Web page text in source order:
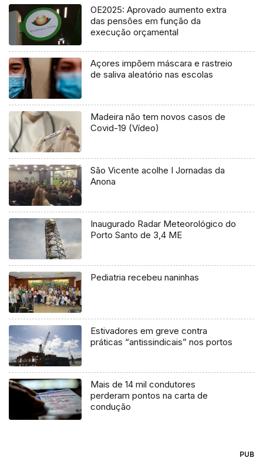
OE2025: Aprovado aumento extra
das pensões em função da
execução orçamental
Açores impõem máscara e rastreio
de saliva aleatório nas escolas
Madeira não tem novos casos de
Covid-19 (Vídeo)
São Vicente acolhe I Jornadas da
Anona
Inaugurado Radar Meteorológico do
Porto Santo de 3,4 ME
Pediatria recebeu naninhas
Estivadores em greve contra
práticas “antissindicais” nos portos
Mais de 14 mil condutores
perderam pontos na carta de
condução
PUB